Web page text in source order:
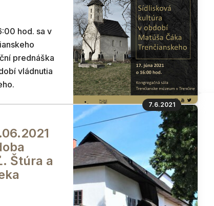
hod. sa v
prednáška
vládnutia
7.6.2021
Štúra a